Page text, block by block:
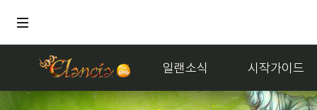
일랜소식 시작가이드